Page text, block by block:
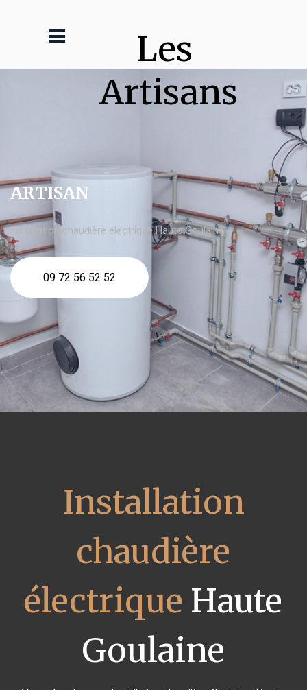
Les
Artisans
ARTISAN
Installation chaudière électrique Haute Goulaine
09 72 56 52 52
Installation
chaudière
électrique Haute
Goulaine